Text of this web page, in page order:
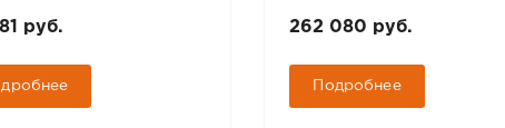
руб. 262 080 руб.
Подробнее